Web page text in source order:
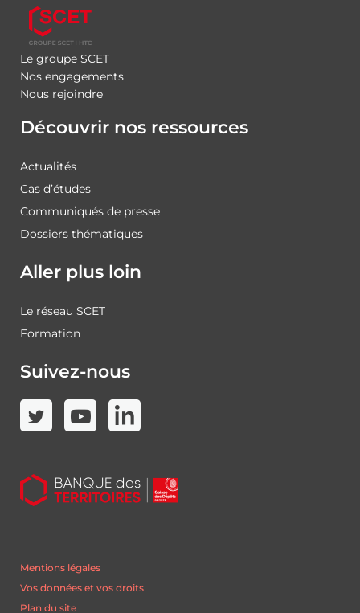
Le groupe SCET
Nos engagements
Nous rejoindre
Découvrir nos ressources
Actualités
Cas d’études
Communiqués de presse
Dossiers thématiques
Aller plus loin
Le réseau SCET
Formation
Suivez-nous
Mentions légales
Vos données et vos droits
Plan du site